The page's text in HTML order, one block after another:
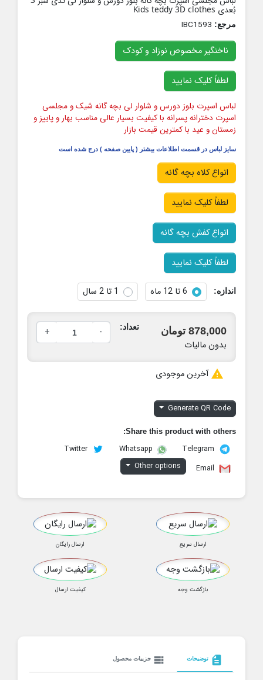
بُعدی Kids teddy 3D clothes
مرجع:
ناخنگیر مخصوص نوزاد و کودک
لطفاً کلیک نمایید
لباس اسپرت بلوز دورس و شلوار لی بچه گانه شیک و مجلسی
اسپرت دخترانه پسرانه با کیفیت بسیار عالی مناسب بهار و پاییز و
زمستان و عید با کمترین قیمت بازار
سایز لباس در قسمت اطلاعات بیشتر ( پایین صفحه ) درج شده است
انواع کلاه بچه گانه
لطفاً کلیک نمایید
انواع کفش بچه گانه
لطفاً کلیک نمایید
اندازه: 6 تا 12 ماه 1 تا 2 سال
878,000 تومان
بدون مالیات
تعداد: -
+
 آخرین موجودی
Generate QR Code
Share this product with others:
Telegram
Whatsapp
Twitter
Email
Other options
ارسال سریع ارسال رایگان
بازگشت وجه کیفیت ارسال
description توضیحات view_list جزییات محصول